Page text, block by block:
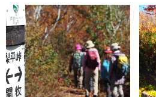
ブナ林に育まれた自然豊かなこの山脈は、か
つて信濃と越後を結ぶ交通の要所...
ブナ
つて